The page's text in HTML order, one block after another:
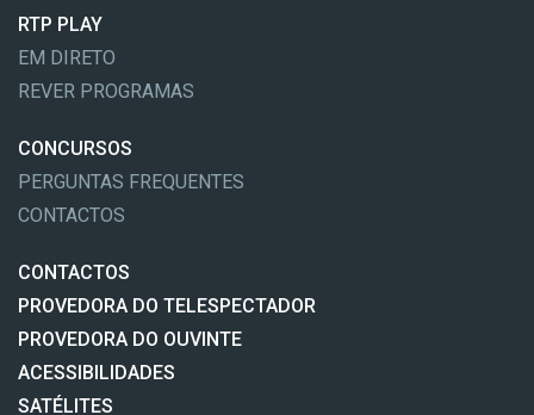
RTP PLAY
EM DIRETO
REVER PROGRAMAS
CONCURSOS
PERGUNTAS FREQUENTES
CONTACTOS
CONTACTOS
PROVEDORA DO TELESPECTADOR
PROVEDORA DO OUVINTE
ACESSIBILIDADES
SATÉLITES